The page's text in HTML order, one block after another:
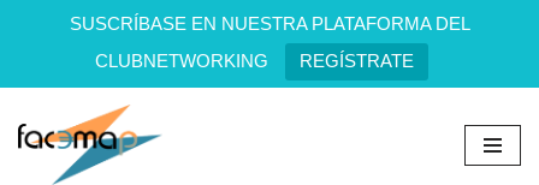
SUSCRÍBASE EN NUESTRA PLATAFORMA DEL
CLUBNETWORKING
REGÍSTRATE
Saltar